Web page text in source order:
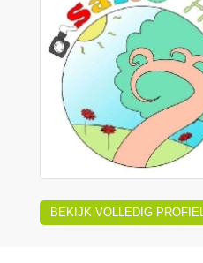
BEKIJK VOLLEDIG PROFIEL